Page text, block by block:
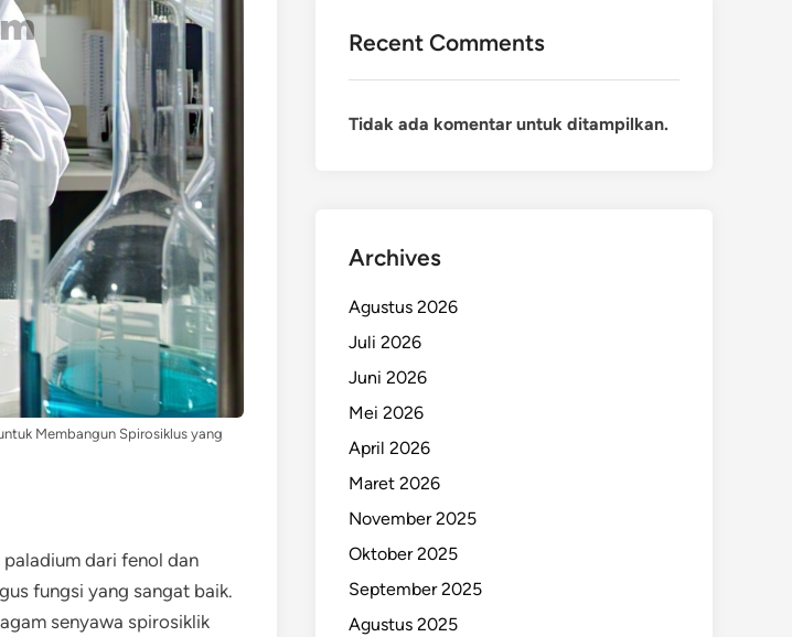
Membangun Spirosiklus yang
dari fenol dan
fungsi yang sangat baik.
senyawa spirosiklik
Recent Comments
Tidak ada komentar untuk ditampilkan.
Archives
Agustus 2026
Juli 2026
Juni 2026
Mei 2026
April 2026
Maret 2026
November 2025
Oktober 2025
September 2025
Agustus 2025